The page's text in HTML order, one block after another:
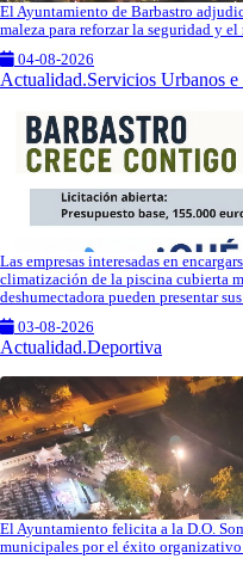
El Ayuntamiento de Barbastro
maleza para reforzar la seguridad y
04-08-2026
Actualidad.Servicios Urbanos e
Las empresas interesadas en
climatización de la piscina cubierta
deshumectadora pueden presentar
03-08-2026
Actualidad.Deportiva
El Ayuntamiento felicita a la D.O.
municipales por el éxito